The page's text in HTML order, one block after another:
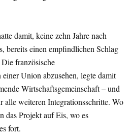
damit, keine zehn Jahre nach
bereits einen empfindlichen Schlag
französische
Union abzusehen, legte damit
Wirtschaftsgemeinschaft – und
alle weiteren Integrationsschritte. Wo
das Projekt auf Eis, wo es
fort.